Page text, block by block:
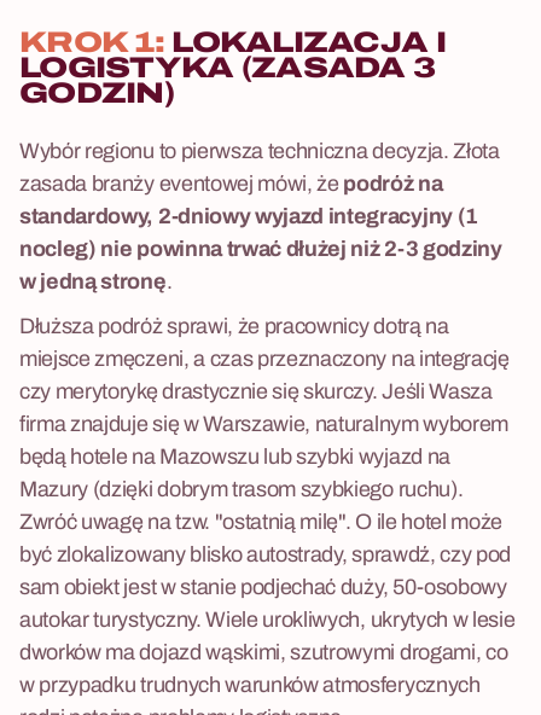
KROK 1: LOKALIZACJA I
LOGISTYKA (ZASADA 3
GODZIN)
Wybór regionu to pierwsza techniczna decyzja. Złota
zasada branży eventowej mówi, że podróż na
standardowy, 2-dniowy wyjazd integracyjny (1
nocleg) nie powinna trwać dłużej niż 2-3 godziny
w jedną stronę.
Dłuższa podróż sprawi, że pracownicy dotrą na
miejsce zmęczeni, a czas przeznaczony na integrację
czy merytorykę drastycznie się skurczy. Jeśli Wasza
firma znajduje się w Warszawie, naturalnym wyborem
będą hotele na Mazowszu lub szybki wyjazd na
Mazury (dzięki dobrym trasom szybkiego ruchu).
Zwróć uwagę na tzw. "ostatnią milę". O ile hotel może
być zlokalizowany blisko autostrady, sprawdź, czy pod
sam obiekt jest w stanie podjechać duży, 50-osobowy
autokar turystyczny. Wiele urokliwych, ukrytych w lesie
dworków ma dojazd wąskimi, szutrowymi drogami, co
w przypadku trudnych warunków atmosferycznych